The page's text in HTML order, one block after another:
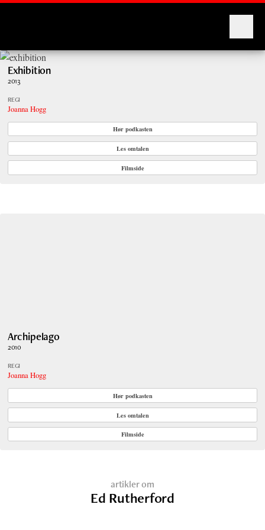
Exhibition
2013
REGI
Joanna Hogg
Hør podkasten
Les omtalen
Filmside
Archipelago
2010
REGI
Joanna Hogg
Hør podkasten
Les omtalen
Filmside
artikler om
Ed Rutherford